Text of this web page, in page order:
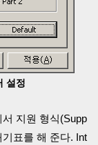
설정
지원 형식(Supp
표를 해 준다. Int